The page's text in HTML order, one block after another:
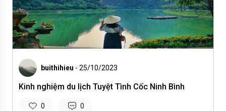
buithihieu - 25/10/2023
Kinh nghiệm du lịch Tuyệt Tình Cốc Ninh Bình
0 0